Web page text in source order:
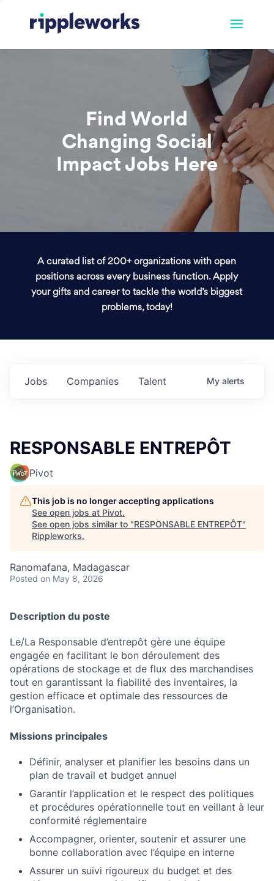
Find World
Changing Social
Impact Jobs Here
A curated list of 200+ organizations with open
positions across every business function. Apply
your gifts and career to tackle the world’s biggest
problems, today!
Jobs Companies Talent My alerts
RESPONSABLE ENTREPÔT
Pivot
This job is no longer accepting applications
See open jobs at Pivot.
See open jobs similar to "RESPONSABLE ENTREPÔT"
Rippleworks.
Ranomafana, Madagascar
Posted on May 8, 2026
Description du poste
Le/La Responsable d’entrepôt gère une équipe
engagée en facilitant le bon déroulement des
opérations de stockage et de flux des marchandises
tout en garantissant la fiabilité des inventaires, la
gestion efficace et optimale des ressources de
l’Organisation.
Missions principales
Définir, analyser et planifier les besoins dans un
plan de travail et budget annuel
Garantir l’application et le respect des politiques
et procédures opérationnelle tout en veillant à leur
conformité réglementaire
Accompagner, orienter, soutenir et assurer une
bonne collaboration avec l’équipe en interne
Assurer un suivi rigoureux du budget et des